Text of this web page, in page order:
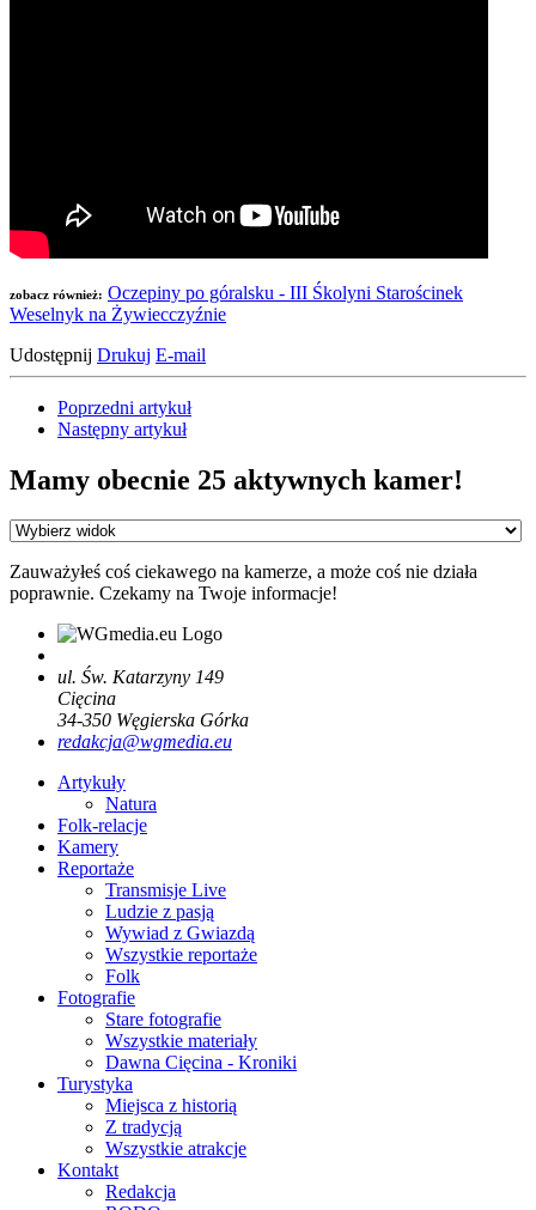
zobacz również: Oczepiny po góralsku - III Śkolyni Starościnek
Weselnyk na Żywiecczyźnie
Udostępnij Drukuj E-mail
Poprzedni artykuł
Następny artykuł
Mamy obecnie 25 aktywnych kamer!
Zauważyłeś coś ciekawego na kamerze, a może coś nie działa
poprawnie. Czekamy na Twoje informacje!
ul. Św. Katarzyny 149
Cięcina
34-350 Węgierska Górka
redakcja@wgmedia.eu
Artykuły
Natura
Folk-relacje
Kamery
Reportaże
Transmisje Live
Ludzie z pasją
Wywiad z Gwiazdą
Wszystkie reportaże
Folk
Fotografie
Stare fotografie
Wszystkie materiały
Dawna Cięcina - Kroniki
Turystyka
Miejsca z historią
Z tradycją
Wszystkie atrakcje
Kontakt
Redakcja